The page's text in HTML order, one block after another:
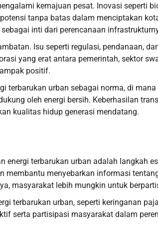
kemajuan pesat. Inovasi seperti
tanpa batas dalam menciptakan
inti dari perencanaan
Isu seperti regulasi, pendanaan,
yang erat antara pemerintah, sektor
positif.
terbarukan urban sebagai norma, di
oleh energi bersih. Keberhasilan
kualitas hidup generasi mendatang.
energi terbarukan urban adalah langkah
membantu menyebarkan informasi
masyarakat lebih mungkin untuk
terbarukan urban, seperti keringanan
serta partisipasi masyarakat dalam